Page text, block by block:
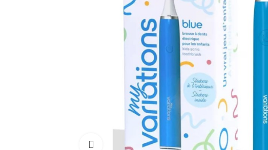
Cliquez pour agrandir